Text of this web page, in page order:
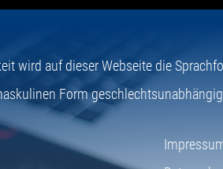
wird auf dieser Webseite die
Form